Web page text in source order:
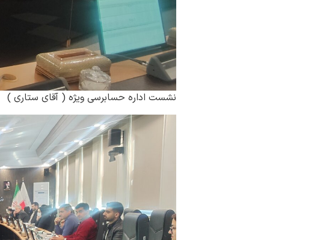
نشست اداره حسابرسی ویژه ( آقای ستاری )